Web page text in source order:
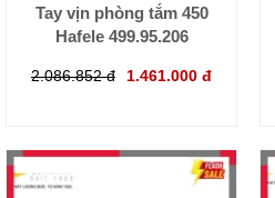
Tay vịn phòng tắm 450
Hafele 499.95.206
2.086.852 đ 1.461.000 đ